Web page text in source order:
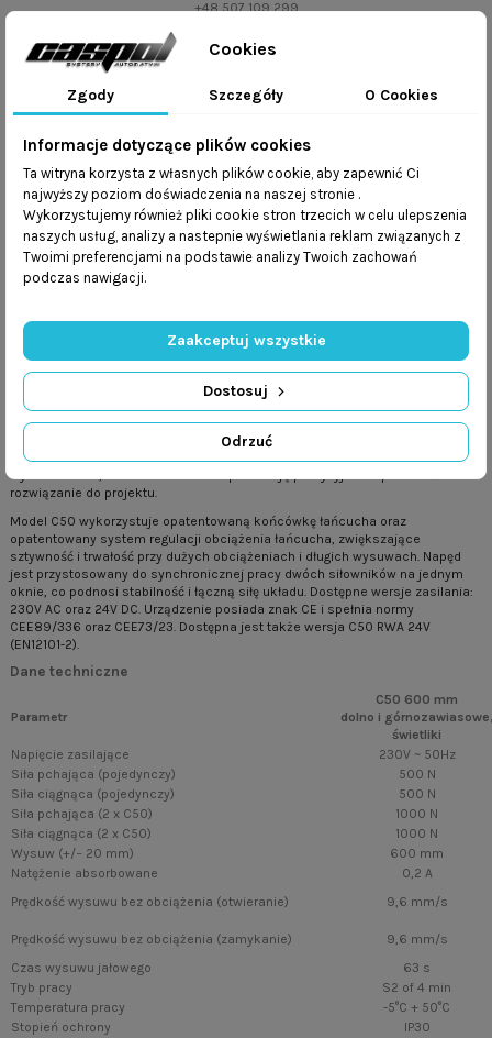
+48 507 109 299
Opis
Szczegóły produktu
Siłownik łańcuchowy C50 TOPP – opis techniczny
Siłownik łańcuchowy C50 firmy TOPP to zaawansowany napęd w aluminiowej
anodowanej obudowie, przeznaczony do automatyzacji okien dachowych
oraz okien dolno- i górnozawiasowych. Siła operacyjna 500 N (pojedynczego
siłownika) zapewnia niezawodność przy cięższych skrzydłach, a trzy warianty
wysuwu – 600, 800 lub 1000 mm – pozwalają precyzyjnie dopasować
rozwiązanie do projektu.
Model C50 wykorzystuje opatentowaną końcówkę łańcucha oraz
opatentowany system regulacji obciążenia łańcucha, zwiększające
sztywność i trwałość przy dużych obciążeniach i długich wysuwach. Napęd
jest przystosowany do synchronicznej pracy dwóch siłowników na jednym
oknie, co podnosi stabilność i łączną siłę układu. Dostępne wersje zasilania:
230V AC oraz 24V DC. Urządzenie posiada znak CE i spełnia normy
CEE89/336 oraz CEE73/23. Dostępna jest także wersja C50 RWA 24V
(EN12101-2).
Dane techniczne
Parametr
C50 600 mm
dolno i
świetliki
Napięcie zasilające
230V ~ 50Hz
Siła pchająca (pojedynczy)
500 N
Siła ciągnąca (pojedynczy)
500 N
Siła pchająca (2 x C50)
1000 N
Siła ciągnąca (2 x C50)
1000 N
Wysuw (+/− 20 mm)
600 mm
Natężenie absorbowane
0,2 A
Prędkość wysuwu bez obciążenia (otwieranie)
9,6 mm/s
Prędkość wysuwu bez obciążenia (zamykanie)
9,6 mm/s
Czas wysuwu jałowego
63 s
Tryb pracy
S2 of 4 min
Temperatura pracy
-5°C + 50°C
Stopień ochrony
IP30
Cookies
Zgody Szczegóły O Cookies
Informacje dotyczące plików cookies
Ta witryna korzysta z własnych plików cookie, aby zapewnić Ci
najwyższy poziom doświadczenia na naszej stronie .
Wykorzystujemy również pliki cookie stron trzecich w celu ulepszenia
naszych usług, analizy a nastepnie wyświetlania reklam związanych z
Twoimi preferencjami na podstawie analizy Twoich zachowań
podczas nawigacji.
Odrzuć
Dostosuj
Zaakceptuj wszystkie